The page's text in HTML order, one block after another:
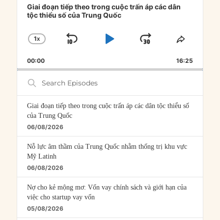
Player
Giai đoạn tiếp theo trong cuộc trấn áp các dân
tộc thiểu số của Trung Quốc
CHANGE
RATE
1X
SKIP
PLAYJUMP
FORWARD
SHARE
00:00 16:25
Search
Episodes
Giai đoạn tiếp theo trong cuộc trấn áp các dân tộc thiểu số
của Trung Quốc
06/08/2026
Nỗ lực âm thầm của Trung Quốc nhằm thống trị khu vực
Mỹ Latinh
06/08/2026
Nợ cho kẻ mộng mơ: Vốn vay chính sách và giới hạn của
việc cho startup vay vốn
05/08/2026